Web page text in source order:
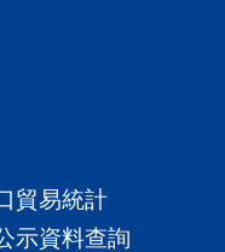
貿易統計
示資料查詢